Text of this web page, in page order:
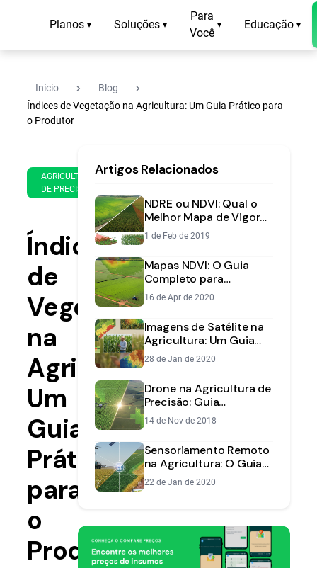
Planos ▾ Soluções ▾
Para
Você
▾ Educação ▾
Início navigate_next Blog navigate_next
Índices de Vegetação na Agricultura: Um Guia Prático para
o Produtor
AGRICULTURA
DE PRECISÃO
de
de
2020
min
leitura
Índices
de
Vegetação
na
Agricultura:
Um
Guia
Prático
para
o
Produtor
Artigos Relacionados
NDRE ou NDVI: Qual o
Melhor Mapa de Vigor
Para a Sua Lavoura?
1 de Feb de 2019
Mapas NDVI: O Guia
Completo para
Monitorar a Saúde da
Sua Lavoura
16 de Apr de 2020
Imagens de Satélite na
Agricultura: Um Guia
Completo para
Monitorar sua Lavoura
28 de Jan de 2020
Drone na Agricultura de
Precisão: Guia
Completo para Escolher
o Ideal
14 de Nov de 2018
Sensoriamento Remoto
na Agricultura: O Guia
Completo Para o
Produtor
22 de Jan de 2020